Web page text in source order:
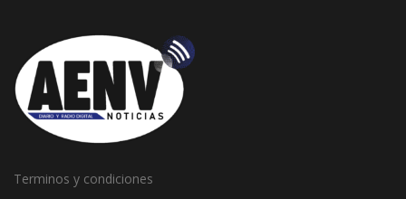
Terminos y condiciones